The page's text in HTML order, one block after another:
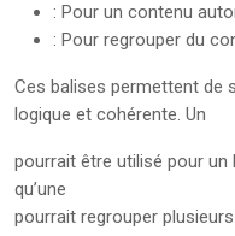
: Pour un contenu
: Pour regrouper du
Ces balises permettent de
logique et cohérente. Un
pourrait être utilisé pour un
qu’une
pourrait regrouper